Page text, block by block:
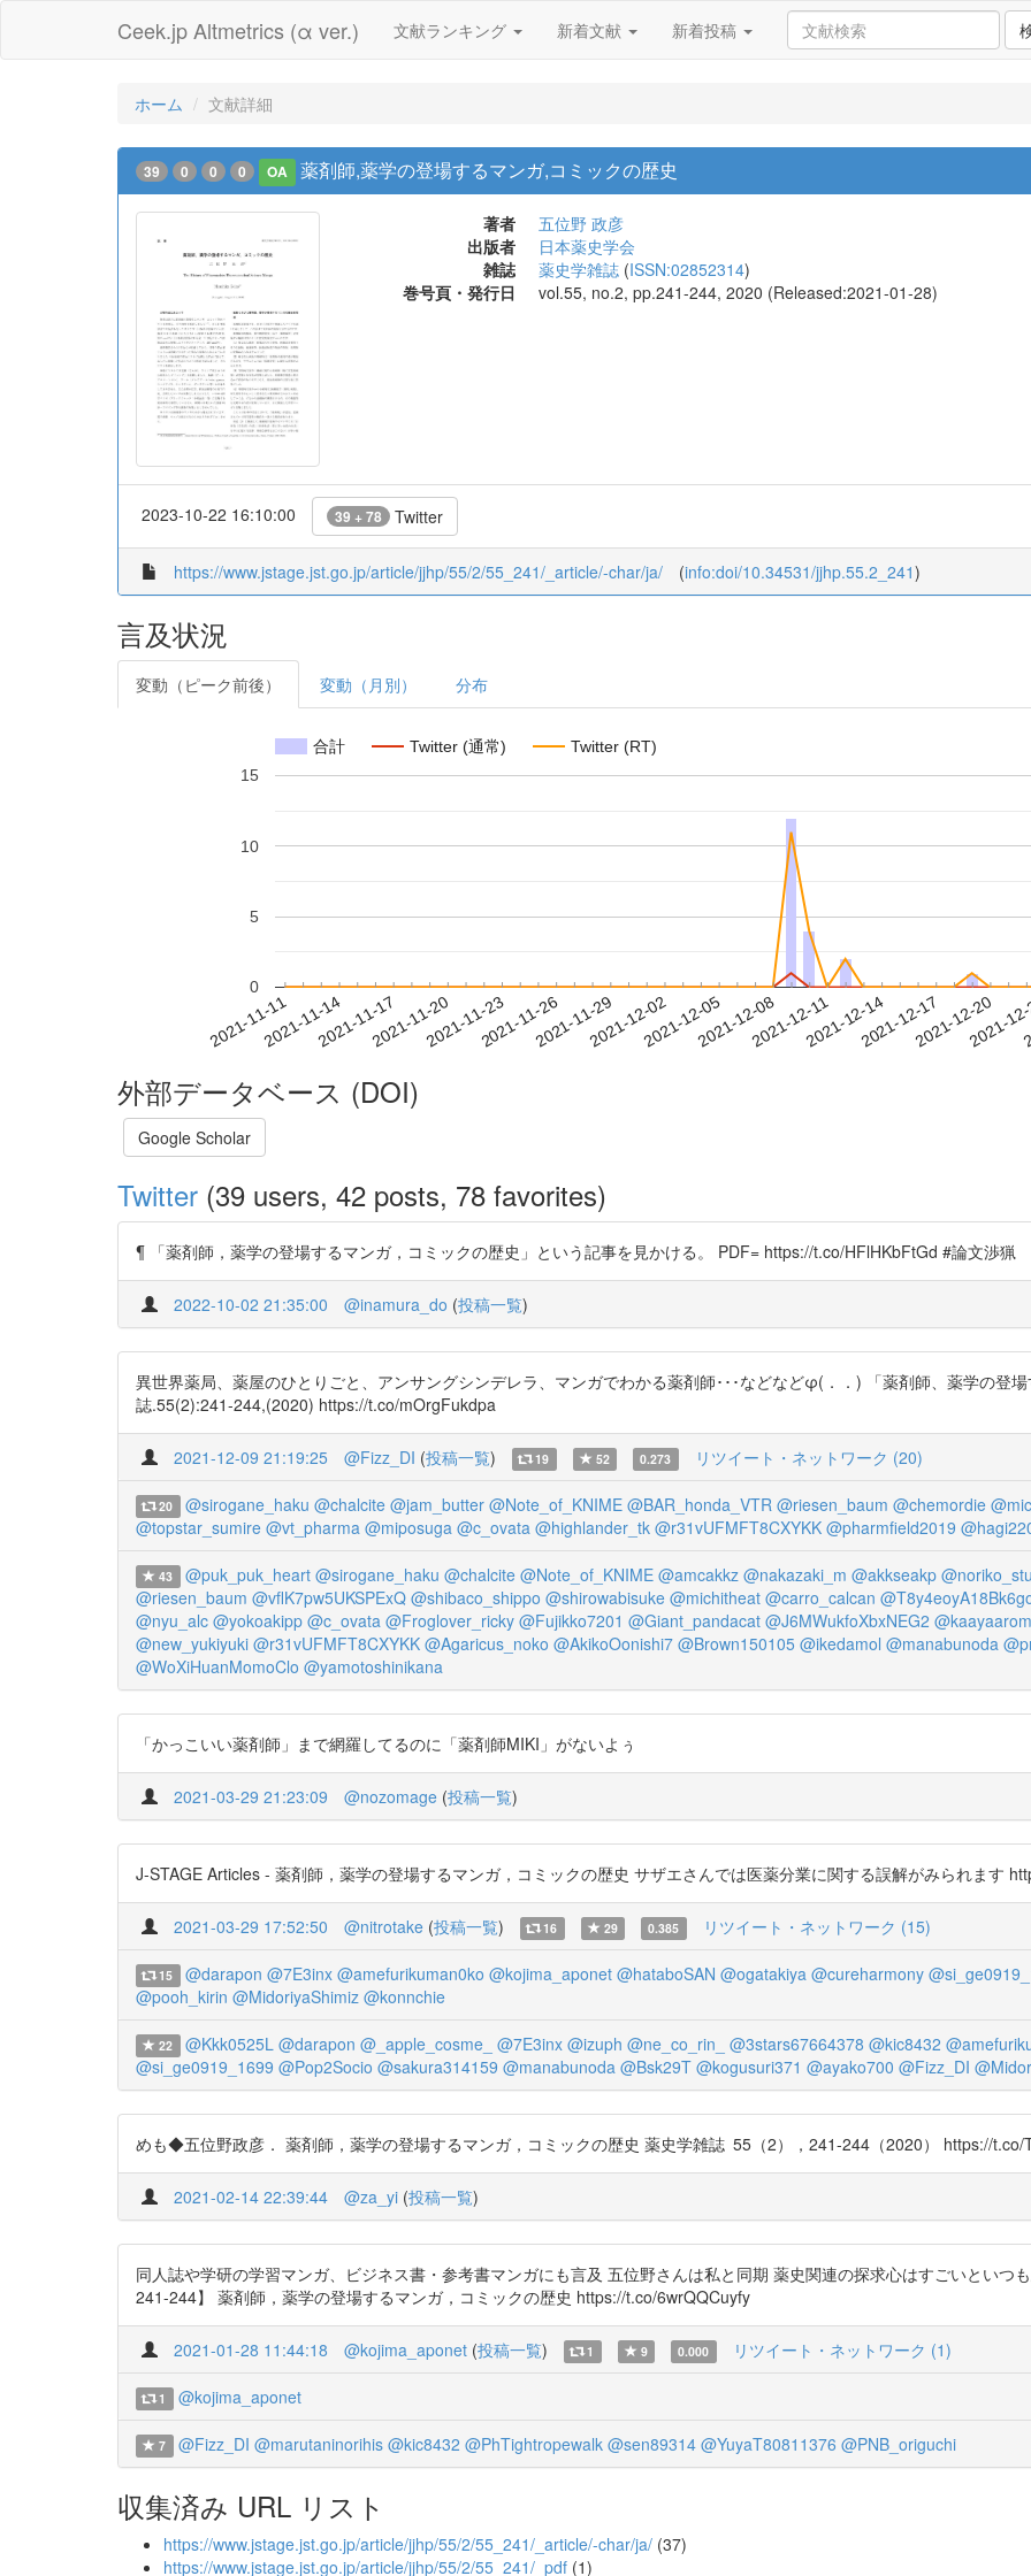
Ceek.jp Altmetrics (α ver.) 文献ランキング 新着文献 新着投稿
ホーム 文献詳細
39 0 0 0 OA 薬剤師,薬学の登場するマンガ,コミックの歴史
著者
五位野 政彦
出版者
日本薬史学会
雑誌
薬史学雑誌 (ISSN:02852314)
巻号頁・発行日
vol.55, no.2, pp.241-244, 2020 (Released:2021-01-28)
2023-10-22 16:10:00 39 + 78 Twitter
https://www.jstage.jst.go.jp/article/jjhp/55/2/55_241/_article/-char/ja/ (info:doi/10.34531/jjhp.55.2_241)
言及状況
変動（ピーク前後） 変動（月別） 分布
合計 Twitter (通常) Twitter (RT)
2021-11-112021-11-142021-11-172021-11-202021-11-232021-11-262021-11-292021-12-022021-12-052021-12-082021-12-112021-12-142021-12-172021-12-20
2021-
0
5
10
15
外部データベース (DOI)
Google Scholar
Twitter (39 users, 42 posts, 78 favorites)
¶ 「薬剤師，薬学の登場するマンガ，コミックの歴史」という記事を見かける。 PDF= https://t.co/HFlHKbFtGd #論文渉猟
2022-10-02 21:35:00 @inamura_do (投稿一覧)
異世界薬局、薬屋のひとりごと、アンサングシンデレラ、マンガでわかる薬剤師･･･などなどφ(．．) 「薬剤師、薬学の登
誌.55(2):241-244,(2020) https://t.co/mOrgFukdpa
2021-12-09 21:19:25 @Fizz_DI (投稿一覧) 19 52 0.273 リツイート・ネットワーク (20)
20 @sirogane_haku @chalcite @jam_butter @Note_of_KNIME @BAR_honda_VTR @riesen_baum @chemordie
@topstar_sumire @vt_pharma @miposuga @c_ovata @highlander_tk @r31vUFMFT8CXYKK @pharmfield2019
43 @puk_puk_heart @sirogane_haku @chalcite @Note_of_KNIME @amcakkz @nakazaki_m @akkseakp
@riesen_baum @vflK7pw5UKSPExQ @shibaco_shippo @shirowabisuke @michitheat @carro_calcan
@nyu_alc @yokoakipp @c_ovata @Froglover_ricky @Fujikko7201 @Giant_pandacat @J6MWukfoXbxNEG2
@new_yukiyuki @r31vUFMFT8CXYKK @Agaricus_noko @AkikoOonishi7 @Brown150105 @ikedamol @manabunoda
@WoXiHuanMomoClo @yamotoshinikana
「かっこいい薬剤師」まで網羅してるのに「薬剤師MIKI」がないよぅ
2021-03-29 21:23:09 @nozomage (投稿一覧)
J-STAGE Articles - 薬剤師，薬学の登場するマンガ，コミックの歴史 サザエさんでは医薬分業に関する誤解がみられます
2021-03-29 17:52:50 @nitrotake (投稿一覧) 16 29 0.385 リツイート・ネットワーク (15)
15 @darapon @7E3inx @amefurikuman0ko @kojima_aponet @hataboSAN @ogatakiya @cureharmony
@pooh_kirin @MidoriyaShimiz @konnchie
22 @Kkk0525L @darapon @_apple_cosme_ @7E3inx @izuph @ne_co_rin_ @3stars67664378 @kic8432
@si_ge0919_1699 @Pop2Socio @sakura314159 @manabunoda @Bsk29T @kogusuri371 @ayako700 @Fizz_DI
めも◆五位野政彦． 薬剤師，薬学の登場するマンガ，コミックの歴史 薬史学雑誌 55（2），241-244（2020） https://t.co/
2021-02-14 22:39:44 @za_yi (投稿一覧)
同人誌や学研の学習マンガ、ビジネス書・参考書マンガにも言及 五位野さんは私と同期 薬史関連の探求心はすごいといつ
241-244】 薬剤師，薬学の登場するマンガ，コミックの歴史 https://t.co/6wrQQCuyfy
2021-01-28 11:44:18 @kojima_aponet (投稿一覧) 1 9 0.000 リツイート・ネットワーク (1)
1 @kojima_aponet
7 @Fizz_DI @marutaninorihis @kic8432 @PhTightropewalk @sen89314 @YuyaT80811376 @PNB_origuchi
収集済み URL リスト
https://www.jstage.jst.go.jp/article/jjhp/55/2/55_241/_article/-char/ja/ (37)
https://www.jstage.jst.go.jp/article/jjhp/55/2/55_241/_pdf (1)